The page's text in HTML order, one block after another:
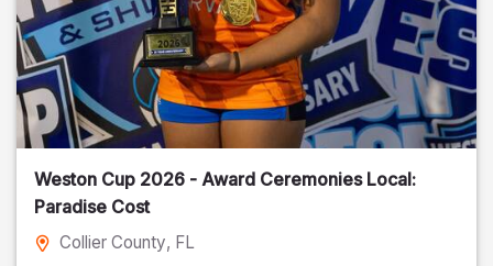
Weston Cup 2026 - Award Ceremonies Local:
Paradise Cost
Collier County, FL